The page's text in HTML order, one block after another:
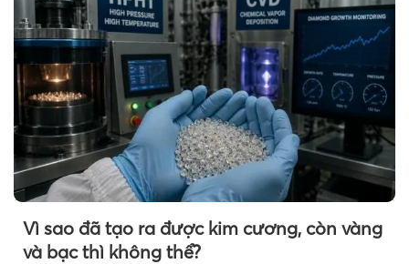
Vì sao đã tạo ra được kim cương, còn vàng
và bạc thì không thể?